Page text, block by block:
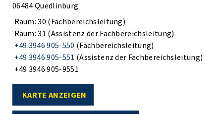
06484 Quedlinburg
Raum: 30 (Fachbereichsleitung)
Raum: 31 (Assistenz der Fachbereichsleitung)
+49 3946 905-550 (Fachbereichsleitung)
+49 3946 905-551 (Assistenz der Fachbereichsleitung)
+49 3946 905-9551
KARTE ANZEIGEN